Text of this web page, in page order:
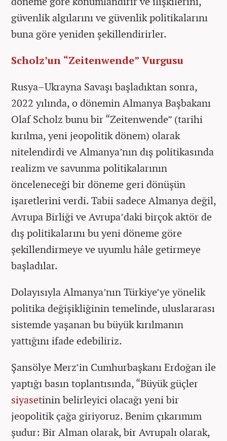
güvenlik algılarını ve güvenlik politikalarını
buna göre yeniden şekillendirirler.
Scholz’un “Zeitenwende” Vurgusu
Rusya–Ukrayna Savaşı başladıktan sonra,
2022 yılında, o dönemin Almanya Başbakanı
Olaf Scholz bunu bir “Zeitenwende” (tarihi
kırılma, yeni jeopolitik dönem) olarak
nitelendirdi ve Almanya’nın dış politikasında
realizm ve savunma politikalarının
önceleneceği bir döneme geri dönüşün
işaretlerini verdi. Tabii sadece Almanya değil,
Avrupa Birliği ve Avrupa’daki birçok aktör de
dış politikalarını bu yeni döneme göre
şekillendirmeye ve uyumlu hâle getirmeye
başladılar.
Dolayısıyla Almanya’nın Türkiye’ye yönelik
politika değişikliğinin temelinde, uluslararası
sistemde yaşanan bu büyük kırılmanın
yattığını ifade edebiliriz.
Şansölye Merz’in Cumhurbaşkanı Erdoğan ile
yaptığı basın toplantısında, “Büyük güçler
siyasetinin belirleyici olacağı yeni bir
jeopolitik çağa giriyoruz. Benim çıkarımım
şudur: Bir Alman olarak, bir Avrupalı olarak,